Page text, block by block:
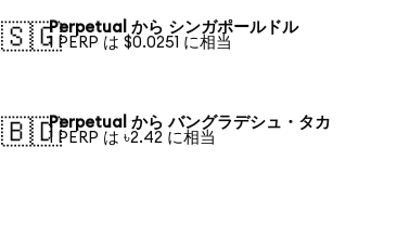
🇸🇬Perpetual から シンガポールドル
1 PERP は $0.0251 に相当
🇧🇩Perpetual から バングラデシュ・タカ
1 PERP は ৳2.42 に相当